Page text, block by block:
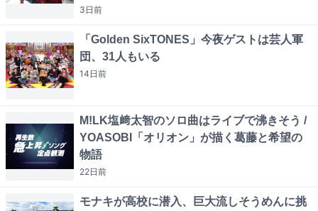
3日前
「Golden SixTONES」今夜ゲストは芸人軍
団、31人もいる
14日前
M!LK塩﨑太智のソロ曲はライブで沸きそう /
YOASOBI「オリオン」が描く葛藤と希望の
物語
22日前
モナキが高校に潜入、巨大流しそうめんに挑